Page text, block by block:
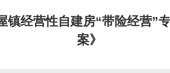
镇经营性自建房“带险经营”
案》